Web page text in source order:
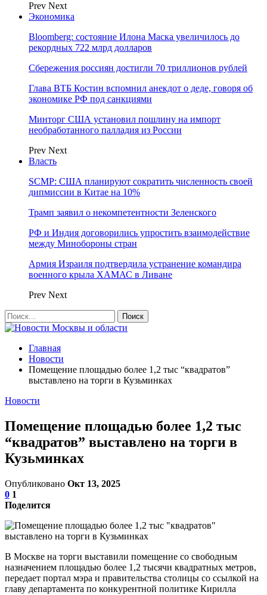
Prev Next
Экономика
Bloomberg: состояние Илона Маска увеличилось до
рекордных 722 млрд долларов
Сбережения россиян достигли 70 триллионов рублей
Глава ВТБ Костин вспомнил анекдот о деде, говоря об
экономике РФ под санкциями
Минторг США установил пошлину на импорт
необработанного палладия из России
Prev Next
Власть
SCMP: США планируют сократить численность своей
дипмиссии в Китае на 10%
Трамп заявил о некомпетентности Зеленского
РФ и Индия договорились упростить взаимодействие
между Минобороны стран
Армия Израиля подтвердила устранение командира
военного крыла ХАМАС в Ливане
Prev Next
Главная
Новости
Помещение площадью более 1,2 тыс “квадратов”
выставлено на торги в Кузьминках
Новости
Помещение площадью более 1,2 тыс
“квадратов” выставлено на торги в
Кузьминках
Опубликовано Окт 13, 2025
0 1
Поделится
В Москве на торги выставили помещение со свободным
назначением площадью более 1,2 тысячи квадратных метров,
передает портал мэра и правительства столицы со ссылкой на
главу департамента по конкурентной политике Кирилла